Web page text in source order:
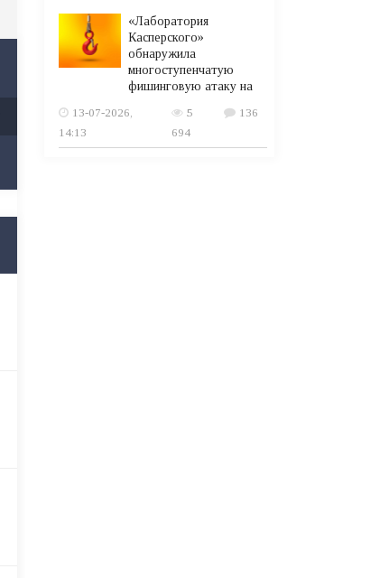
«Лаборатория
Касперского»
обнаружила
многоступенчатую
фишинговую атаку на
13-07-2026,
14:13
5
694
136